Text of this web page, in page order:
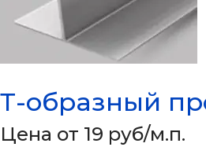
Т-образный
Цена от 19 руб/м.п.